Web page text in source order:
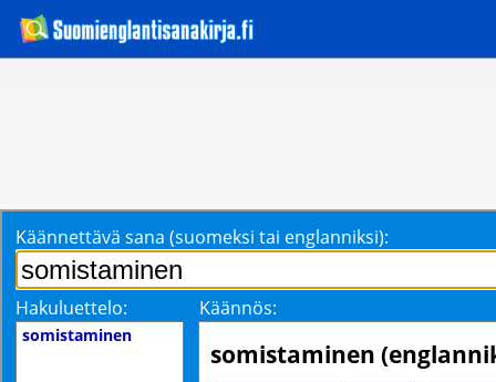
Käännettävä sana (suomeksi tai englanniksi):
Hakuluettelo: Käännös:
somistaminen
somistaminen